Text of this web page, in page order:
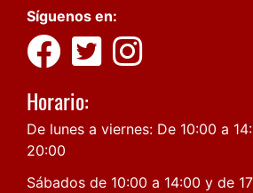
Síguenos en:
Horario:
De lunes a viernes: De 10:00 a
20:00
Sábados de 10:00 a 14:00 y de